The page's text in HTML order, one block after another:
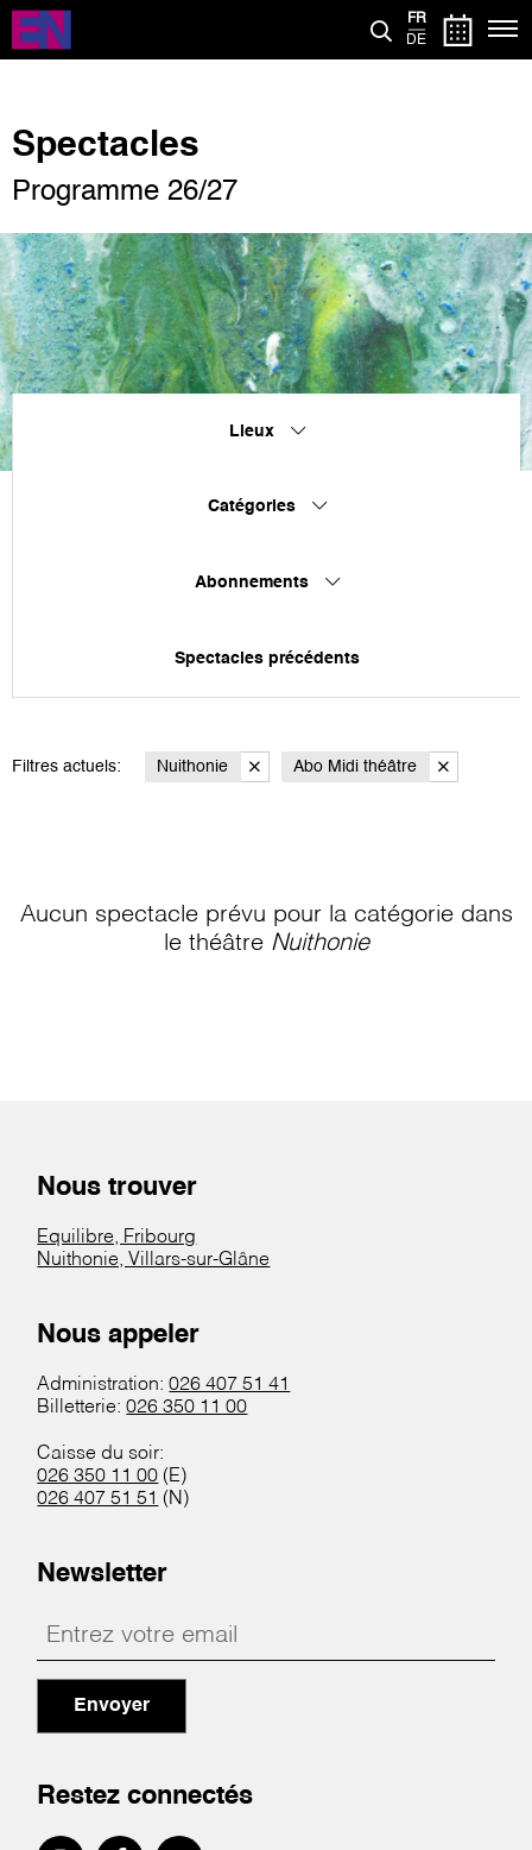
Aller
contenu
FR
DE
Spectacles
Programme 26/27
Lieux
Catégories
Abonnements
Spectacles précédents
Filtres actuels: Nuithonie Abo Midi théâtre
Aucun spectacle prévu pour la catégorie dans
le théâtre Nuithonie
Nous trouver
Equilibre, Fribourg
Nuithonie, Villars-sur-Glâne
Nous appeler
Administration:026 407 51 41
Billetterie:026 350 11 00
Caisse du soir:
026 350 11 00 (E)
026 407 51 51 (N)
Newsletter
Envoyer
Restez connectés